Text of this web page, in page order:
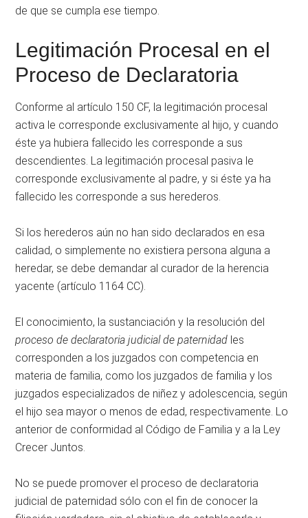
de que se cumpla ese tiempo.
Legitimación Procesal en el
Proceso de Declaratoria
Conforme al artículo 150 CF, la legitimación procesal
activa le corresponde exclusivamente al hijo, y cuando
éste ya hubiera fallecido les corresponde a sus
descendientes. La legitimación procesal pasiva le
corresponde exclusivamente al padre, y si éste ya ha
fallecido les corresponde a sus herederos.
Si los herederos aún no han sido declarados en esa
calidad, o simplemente no existiera persona alguna a
heredar, se debe demandar al curador de la herencia
yacente (artículo 1164 CC).
El conocimiento, la sustanciación y la resolución del
proceso de declaratoria judicial de paternidad les
corresponden a los juzgados con competencia en
materia de familia, como los juzgados de familia y los
juzgados especializados de niñez y adolescencia, según
el hijo sea mayor o menos de edad, respectivamente. Lo
anterior de conformidad al Código de Familia y a la Ley
Crecer Juntos.
No se puede promover el proceso de declaratoria
judicial de paternidad sólo con el fin de conocer la